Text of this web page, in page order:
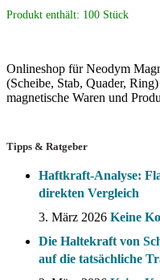
Produkt enthält: 100 Stück
Onlineshop für Neodym
(Scheibe, Stab, Quader,
magnetische Waren und
Tipps & Ratgeber
Haftkraft-Analyse:
direkten Vergleich
3. März 2026 Keine
Die Haltekraft von
auf die tatsächliche